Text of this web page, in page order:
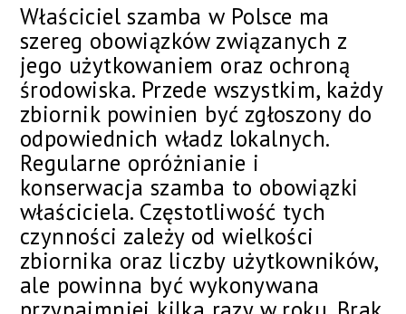
Właściciel szamba w Polsce ma
szereg obowiązków związanych z
jego użytkowaniem oraz ochroną
środowiska. Przede wszystkim, każdy
zbiornik powinien być zgłoszony do
odpowiednich władz lokalnych.
Regularne opróżnianie i
konserwacja szamba to obowiązki
właściciela. Częstotliwość tych
czynności zależy od wielkości
zbiornika oraz liczby użytkowników,
ale powinna być wykonywana